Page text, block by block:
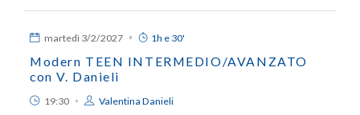
martedì 3/2/2027 1h e 30'
Modern TEEN INTERMEDIO/AVANZATO
con V. Danieli
19:30 Valentina Danieli